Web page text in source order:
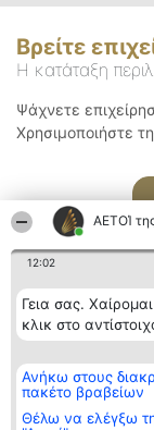
ΑΕΤΟΊ
12:02
Γεια σας.
κλικ στο
Ανήκω στους
πακέτο βραβείων
Θέλω να ελέγξω
Βρείτε
Η κατάταξη
Ψάχνετε
Χρησιμοποιήστε
Διοργανωτής της
κατάταξης
BEAUTIFUL COMPANY
ΤΗΛ. ΕΠΙΚΟΙΝΩΝΙΑΣ: